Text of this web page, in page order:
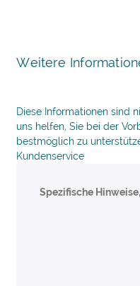
Weitere
Diese Informationen sind
uns helfen, Sie bei der
bestmöglich zu
Kundenservice